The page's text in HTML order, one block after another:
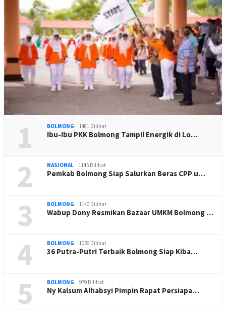
1 BOLMONG 1481 Dilihat
Ibu-Ibu PKK Bolmong Tampil Energik di Lo…
2 NASIONAL 1145 Dilihat
Pemkab Bolmong Siap Salurkan Beras CPP u…
3 BOLMONG 1140 Dilihat
Wabup Dony Resmikan Bazaar UMKM Bolmong …
4 BOLMONG 1026 Dilihat
36 Putra-Putri Terbaik Bolmong Siap Kiba…
5 BOLMONG 979 Dilihat
Ny Kalsum Alhabsyi Pimpin Rapat Persiapa…